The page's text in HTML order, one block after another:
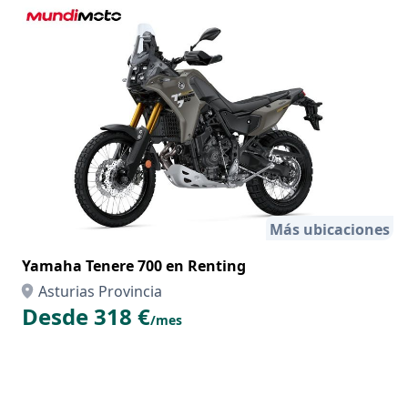
Más ubicaciones
Yamaha Tenere 700 en Renting
Asturias Provincia
Desde 318 €/mes